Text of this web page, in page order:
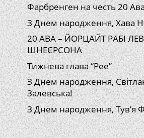
Фарбренген на честь 20
З Днем народження, Хава
20 АВА – ЙОРЦАЙТ РАБІ
ШНЕЄРСОНА
Тижнева глава “Рее”
З Днем народження,
Залевська!
З Днем народження, Тув’я